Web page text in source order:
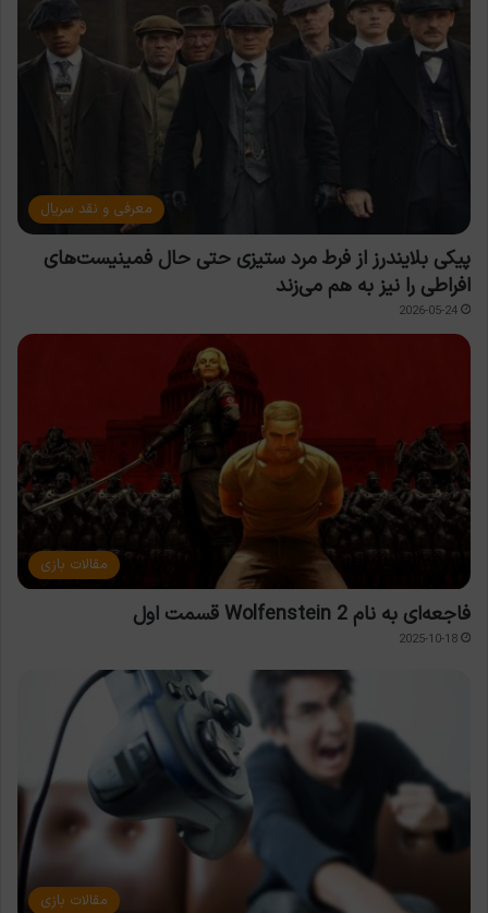
معرفی و نقد سریال
پیکی بلایندرز از فرط مرد ستیزی حتی حال فمینیست‌های
افراطی را نیز به هم می‌زند
2026-05-24
مقالات بازی
فاجعه‌ای به نام Wolfenstein 2 قسمت اول
2025-10-18
مقالات بازی